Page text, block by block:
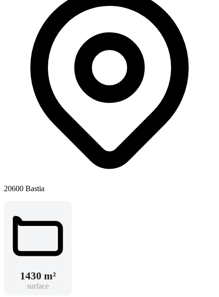
20600 Bastia
1430 m²
surface